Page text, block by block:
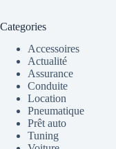
Categories
Accessoires
Actualité
Assurance
Conduite
Location
Pneumatique
Prêt auto
Tuning